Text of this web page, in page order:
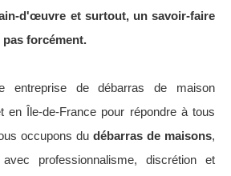
d'œuvre et surtout, un savoir-faire
forcément.
entreprise de débarras de maison
en Île-de-France pour répondre à tous
occupons du débarras de maisons,
avec professionnalisme, discrétion et